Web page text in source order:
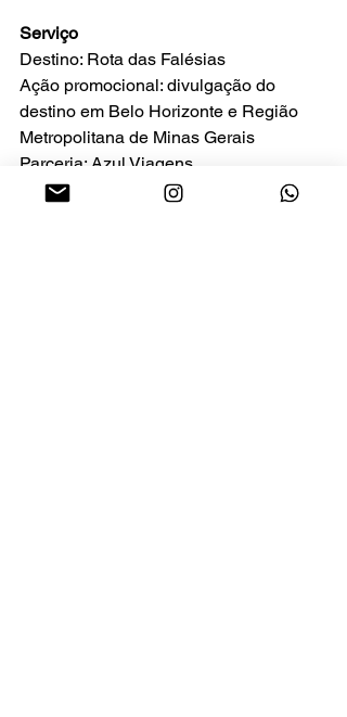
Serviço
Destino: Rota das Falésias
Ação promocional: divulgação do
destino em Belo Horizonte e Região
Metropolitana de Minas Gerais
Parceria: Azul Viagens
Novo voo: Confins (MG) – Aracati (CE)